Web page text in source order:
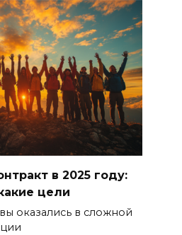
в 2025 году:
цели
оказались в сложной